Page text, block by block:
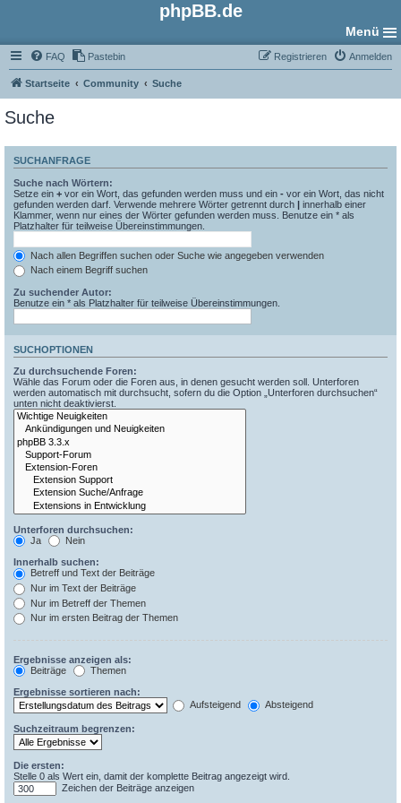
phpBB.de
Menü
FAQ Pastebin Anmelden
Registrieren
Startseite Community Suche
Suche
SUCHANFRAGE
Suche nach Wörtern:
Setze ein + vor ein Wort, das gefunden werden muss und ein - vor ein Wort, das nicht
gefunden werden darf. Verwende mehrere Wörter getrennt durch | innerhalb einer
Klammer, wenn nur eines der Wörter gefunden werden muss. Benutze ein * als
Platzhalter für teilweise Übereinstimmungen.
Nach allen Begriffen suchen oder Suche wie angegeben verwenden
Nach einem Begriff suchen
Zu suchender Autor:
Benutze ein * als Platzhalter für teilweise Übereinstimmungen.
SUCHOPTIONEN
Zu durchsuchende Foren:
Wähle das Forum oder die Foren aus, in denen gesucht werden soll. Unterforen
werden automatisch mit durchsucht, sofern du die Option „Unterforen durchsuchen“
unten nicht deaktivierst.
Unterforen durchsuchen:
Ja
Nein
Innerhalb suchen:
Betreff und Text der Beiträge
Nur im Text der Beiträge
Nur im Betreff der Themen
Nur im ersten Beitrag der Themen
Ergebnisse anzeigen als:
Beiträge
Themen
Ergebnisse sortieren nach:
Aufsteigend
Absteigend
Suchzeitraum begrenzen:
Die ersten:
Stelle 0 als Wert ein, damit der komplette Beitrag angezeigt wird.
Zeichen der Beiträge anzeigen